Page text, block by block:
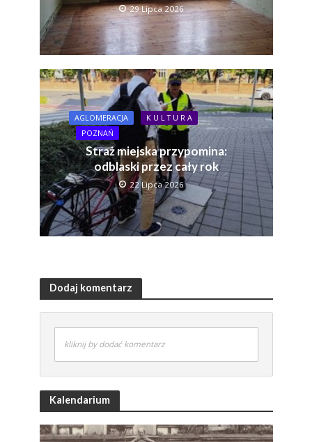
29 Lipca 2026
AGLOMERACJA
K U L T U R A
POZNAŃ
Straż miejska przypomina:
odblaski przez cały rok
22 Lipca 2026
Dodaj komentarz
kliknij by dodać komentarz
Kalendarium